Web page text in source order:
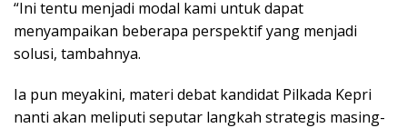
“Ini tentu menjadi modal kami untuk dapat
menyampaikan beberapa perspektif yang menjadi
solusi, tambahnya.
Ia pun meyakini, materi debat kandidat Pilkada Kepri
nanti akan meliputi seputar langkah strategis masing-